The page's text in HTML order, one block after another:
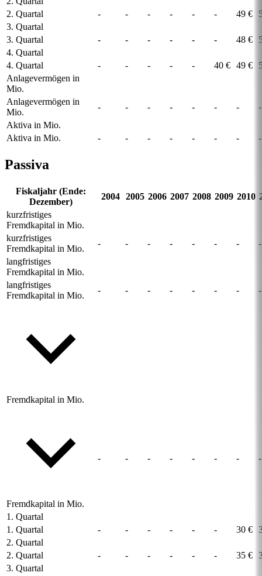
2. Quartal
- - - - - - 49 €
3. Quartal
3. Quartal
- - - - - - 48 €
4. Quartal
4. Quartal
- - - - - 40 € 49 €
Anlagevermögen in
Mio.
Anlagevermögen in
Mio.
- - - - - - -
-
Aktiva in Mio.
Aktiva in Mio.
- - - - - - - -
Passiva
Fiskaljahr (Ende:
Dezember)
2004 2005 2006 2007 2008 2009 2010
kurzfristiges
Fremdkapital in Mio.
kurzfristiges
Fremdkapital in Mio.
- - - - - - -
-
langfristiges
Fremdkapital in Mio.
langfristiges
Fremdkapital in Mio.
- - - - - - - -
Fremdkapital in Mio.
Fremdkapital in Mio.
- - - - - - - -
1. Quartal
1. Quartal
- - - - - - 30 €
2. Quartal
2. Quartal
- - - - - - 35 €
3. Quartal